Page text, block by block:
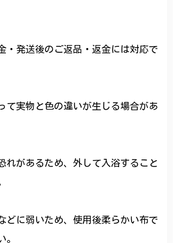
・発送後のご返品・返金には対応で
て実物と色の違いが生じる場合があ
れがあるため、外して入浴すること
どに弱いため、使用後柔らかい布で
。